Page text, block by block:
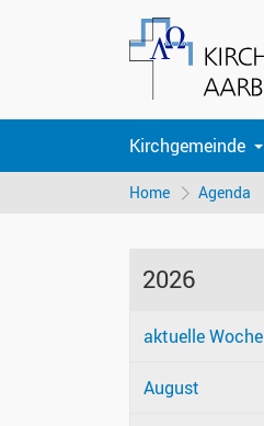
Kirchgemeinde
Home Agenda
2026
aktuelle Woche
August